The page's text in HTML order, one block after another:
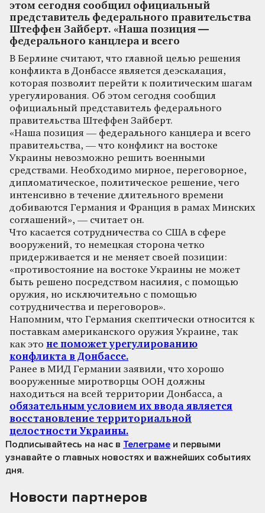
этом сегодня сообщил официальный
представитель федерального правительства
Штеффен Зайберт. «Наша позиция —
федерального канцлера и всего
В Берлине считают, что главной целью решения
конфликта в Донбассе является деэскалация,
которая позволит перейти к политическим шагам
урегулирования. Об этом сегодня сообщил
официальный представитель федерального
правительства Штеффен Зайберт.
«Наша позиция — федерального канцлера и всего
правительства, — что конфликт на востоке
Украины невозможно решить военными
средствами. Необходимо мирное, переговорное,
дипломатическое, политическое решение, чего
интенсивно в течение длительного времени
добиваются Германия и Франция в рамах Минских
соглашений», — считает он.
Что касается сотрудничества со США в сфере
вооружений, то немецкая сторона четко
придерживается и не меняет своей позиции:
«противостояние на востоке Украины не может
быть решено посредством насилия, с помощью
оружия, но исключительно с помощью
сотрудничества и переговоров».
Напомним, что Германия скептически относится к
поставкам американского оружия Украине, так
как это не поможет урегулированию
конфликта в Донбассе.
Ранее в МИД Германии заявили, что хорошо
вооруженные миротворцы ООН должны
находиться на всей территории Донбасса, а
обязательным условием их ввода является
восстановление территориальной
целостности Украины.
Подписывайтесь на нас в Телеграме и первыми
узнавайте о главных новостях и важнейших событиях
дня.
Новости партнеров